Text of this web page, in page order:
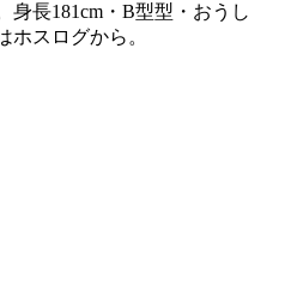
身長181cm・B型型・おうし
ホスログから。